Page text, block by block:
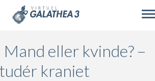
eller kvinde? –
kraniet